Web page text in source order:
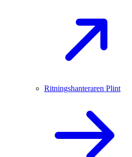
Ritningshanteraren Plint